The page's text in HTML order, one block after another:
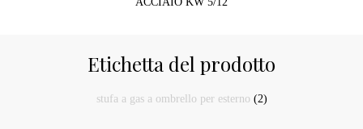
Etichetta del prodotto
stufa a gas a ombrello per esterno (2)